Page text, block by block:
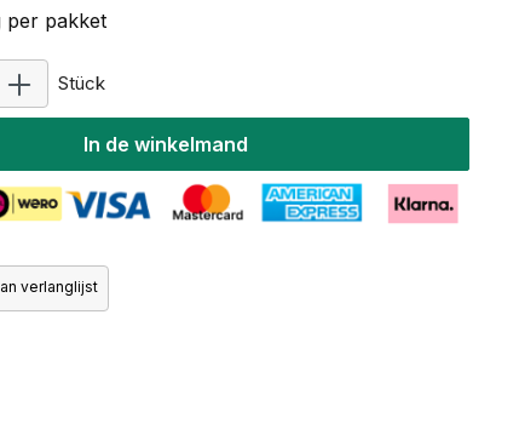
per pakket
Stück
In de winkelmand
verlanglijst